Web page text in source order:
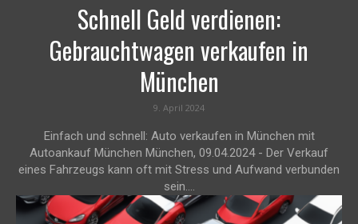
Schnell Geld verdienen:
Gebrauchtwagen verkaufen in
München
9. April 2024
Einfach und schnell: Auto verkaufen in München mit
Autoankauf München München, 09.04.2024 - Der Verkauf
eines Fahrzeugs kann oft mit Stress und Aufwand verbunden
sein....